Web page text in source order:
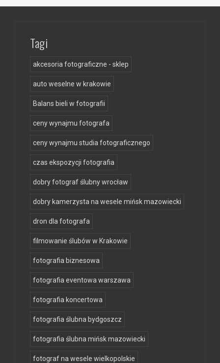
Tagi
akcesoria fotograficzne - sklep
auto weselne w krakowie
Balans bieli w fotografii
ceny wynajmu fotografa
ceny wynajmu studia fotograficznego
czas ekspozycji fotografia
dobry fotograf ślubny wrocław
dobry kamerzysta na wesele mińsk mazowiecki
dron dla fotografa
filmowanie ślubów w Krakowie
fotografia biznesowa
fotografia eventowa warszawa
fotografia koncertowa
fotografia ślubna bydgoszcz
fotografia ślubna mińsk mazowiecki
fotograf na wesele wielkopolskie